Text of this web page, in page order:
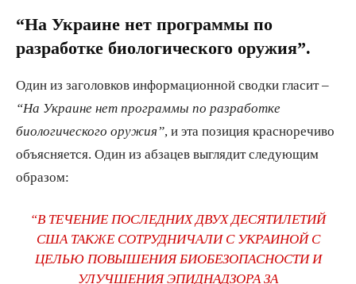
“На Украине нет программы по
разработке биологического оружия”.
Один из заголовков информационной сводки гласит –
“На Украине нет программы по разработке
биологического оружия” , и эта позиция красноречиво
объясняется. Один из абзацев выглядит следующим
образом:
“В ТЕЧЕНИЕ ПОСЛЕДНИХ ДВУХ ДЕСЯТИЛЕТИЙ
США ТАКЖЕ СОТРУДНИЧАЛИ С УКРАИНОЙ С
ЦЕЛЬЮ ПОВЫШЕНИЯ БИОБЕЗОПАСНОСТИ И
УЛУЧШЕНИЯ ЭПИДНАДЗОРА ЗА